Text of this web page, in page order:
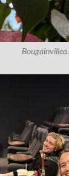
Bougainvillea.